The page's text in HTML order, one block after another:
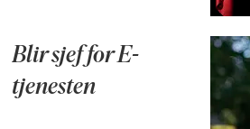
Blir sjef for E-
tjenesten